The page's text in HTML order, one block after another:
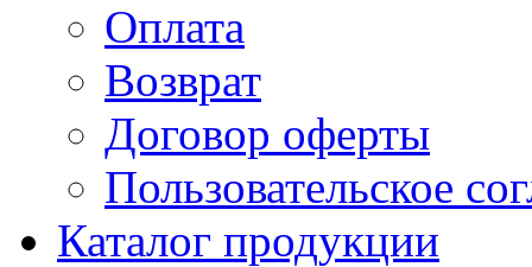
Оплата
Возврат
Договор оферты
Пользовательское
Каталог продукции